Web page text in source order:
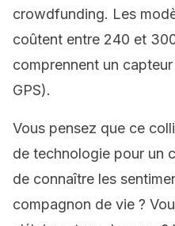
crowdfunding. Les
coûtent entre 240 et
comprennent un
GPS).
Vous pensez que ce
de technologie pour un
de connaître les
compagnon de vie ?